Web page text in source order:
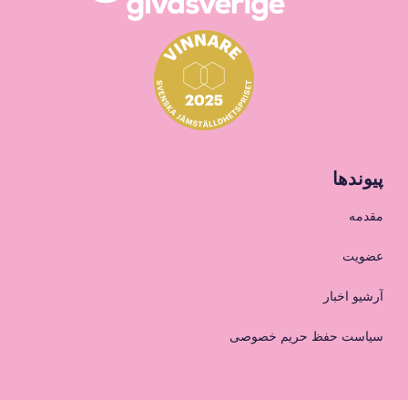
پیوندها
مقدمه
عضویت
آرشیو اخبار
سیاست حفظ حریم خصوصی